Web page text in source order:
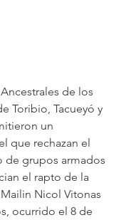
de los
Toribio, Tacueyó y
un
que rechazan el
de grupos armados
el rapto de la
Nicol Vitonas
ocurrido el 8 de